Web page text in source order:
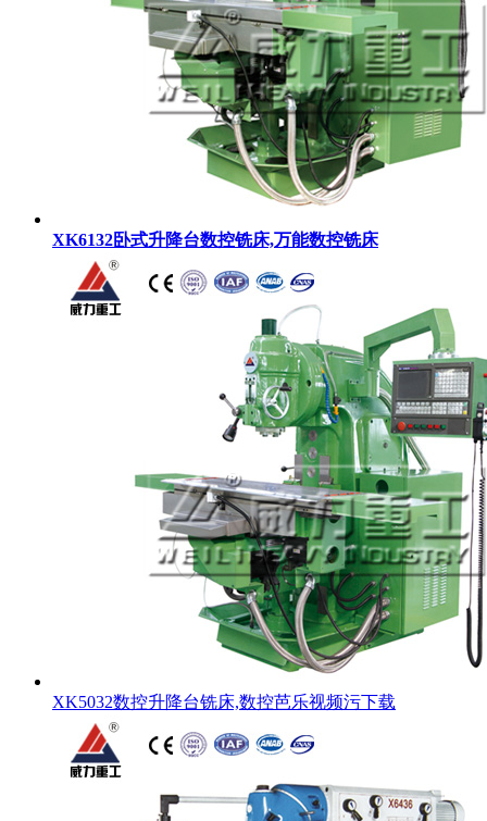
XK6132卧式升降台数控铣床,万能数控铣床
XK5032数控升降台铣床,数控芭乐视频污下载